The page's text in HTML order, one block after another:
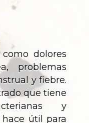
dolores
problemas
y fiebre.
que tiene
y
útil para